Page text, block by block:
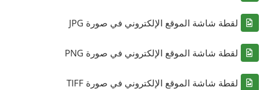
لقطة شاشة الموقع الإلكتروني في صورة JPG
لقطة شاشة الموقع الإلكتروني في صورة PNG
لقطة شاشة الموقع الإلكتروني في صورة TIFF